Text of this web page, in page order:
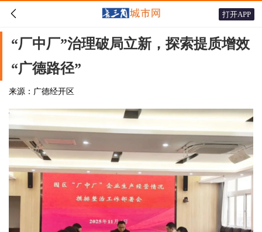
 打开APP
“厂中厂”治理破局立新，探索提质增效
“广德路径”
来源：广德经开区